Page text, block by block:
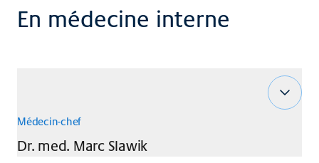
En médecine interne
Médecin-chef
Dr. med. Marc Slawik